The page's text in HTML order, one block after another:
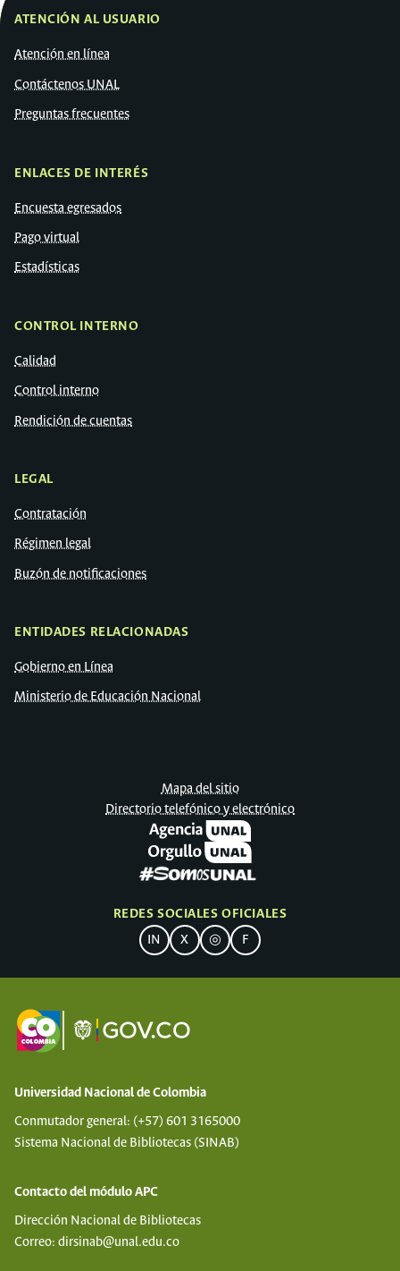
ATENCIÓN AL USUARIO
Atención en línea
Contáctenos UNAL
Preguntas frecuentes
ENLACES DE INTERÉS
Encuesta egresados
Pago virtual
Estadísticas
CONTROL INTERNO
Calidad
Control interno
Rendición de cuentas
LEGAL
Contratación
Régimen legal
Buzón de notificaciones
ENTIDADES RELACIONADAS
Gobierno en Línea
Ministerio de Educación Nacional
Mapa del sitio
Directorio telefónico y electrónico
REDES SOCIALES OFICIALES
IN
X ◎ F
Universidad Nacional de Colombia
Conmutador general: (+57) 601 3165000
Sistema Nacional de Bibliotecas (SINAB)
Contacto del módulo APC
Dirección Nacional de Bibliotecas
Correo: dirsinab@unal.edu.co